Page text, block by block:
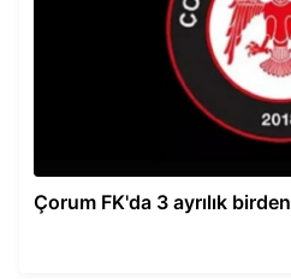
Çorum FK'da 3 ayrılık birden